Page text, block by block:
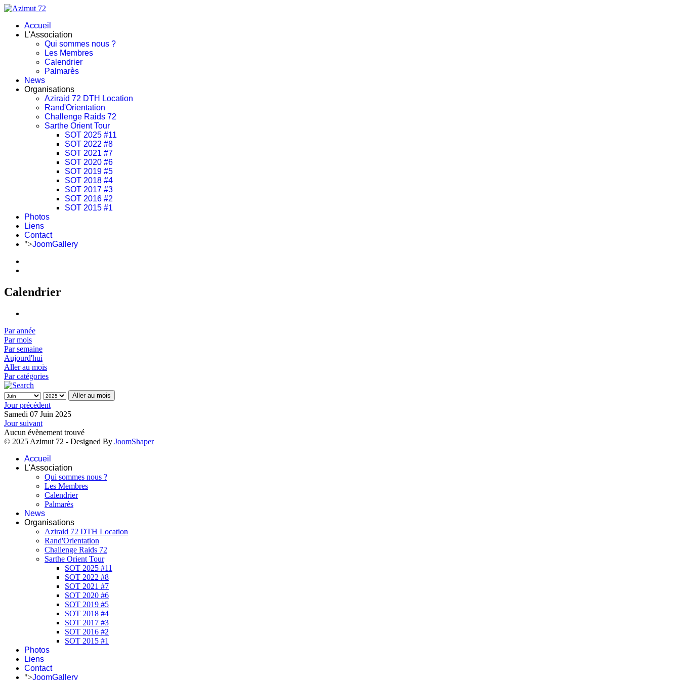
Accueil
L'Association
Qui sommes nous ?
Les Membres
Calendrier
Palmarès
News
Organisations
Aziraid 72 DTH Location
Rand'Orientation
Challenge Raids 72
Sarthe Orient Tour
SOT 2025 #11
SOT 2022 #8
SOT 2021 #7
SOT 2020 #6
SOT 2019 #5
SOT 2018 #4
SOT 2017 #3
SOT 2016 #2
SOT 2015 #1
Photos
Liens
Contact
">JoomGallery
Calendrier
Par année
Par mois
Par semaine
Aujourd'hui
Aller au mois
Par catégories
Aller au mois
Jour précédent
Samedi 07 Juin 2025
Jour suivant
Aucun évènement trouvé
© 2025 Azimut 72 - Designed By JoomShaper
Accueil
L'Association
Qui sommes nous ?
Les Membres
Calendrier
Palmarès
News
Organisations
Aziraid 72 DTH Location
Rand'Orientation
Challenge Raids 72
Sarthe Orient Tour
SOT 2025 #11
SOT 2022 #8
SOT 2021 #7
SOT 2020 #6
SOT 2019 #5
SOT 2018 #4
SOT 2017 #3
SOT 2016 #2
SOT 2015 #1
Photos
Liens
Contact
">JoomGallery